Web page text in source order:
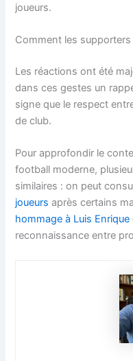
joueurs.
Comment les
Les réactions ont été
dans ces gestes un
signe que le respect
de club.
Pour approfondir le
football moderne,
similaires : on peut
joueurs après certains
hommage à Luis Enrique
reconnaissance entre